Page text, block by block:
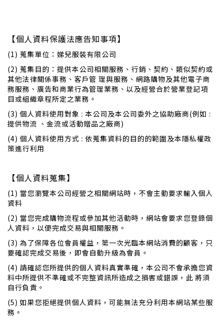
【個人資料保護法應告知事項】
(1) 蒐集單位：娣兒服裝有限公司
(2) 蒐集目的：提供本公司相關服務、行銷、契約、類似契約或
其他法律關係事務、客戶管 理與服務、網路購物及其他電子商
務服務、廣告和商業行為管理業務、以及經營合於營業登記項
目或組織章程所定之業務。
(3) 個人資料使用對象 : 本公司及本公司委外之協助廠商(例如 :
提供物流 、金流或活動贈品之廠商)
(4) 個人資料使用方式 : 依蒐集資料的目的的範圍及本隱私權政
策進行利用
【個人資料蒐集】
(1) 當您瀏覽本公司經營之相關網站時，不會主動要求輸入個人
資料
(2) 當您完成購物流程或參加其他活動時，網站會要求您登錄個
人資料，以便完成交易與相關服務。
(3) 為了保障各位會員權益，第一次光臨本網站消費的顧客，只
要確認完成交易後，即會自動升級為會員。
(4) 請確認您所提供的個人資料真實準確，本公司不會承擔您資
料中所提供不準確或不完整資訊所造成之損害或錯誤，此 將須
自行負責。
(5) 如果您拒絕提供個人資料，可能無法充分利用本網站某些服
務。